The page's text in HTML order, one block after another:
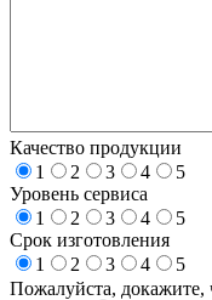
Качество продукции
1
2 3 4
5
Уровень сервиса
1
2 3 4
5
Срок изготовления
1
2 3 4
5
Пожалуйста, докажите,